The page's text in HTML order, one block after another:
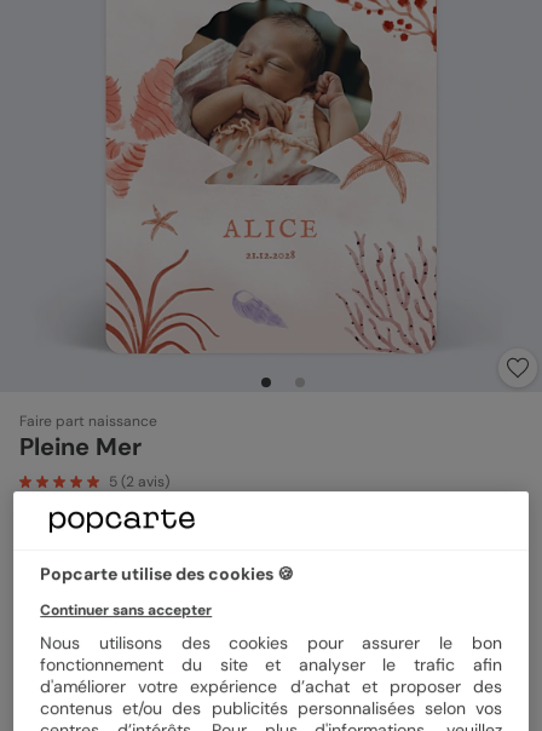
Faire part naissance
Pleine Mer
5(2avis)
Papier Papier Satiné
Popcarte utilise des cookies 🍪
Continuer sans accepter
Nous utilisons des cookies pour assurer le bon
fonctionnement du site et analyser le trafic afin
d'améliorer votre expérience d’achat et proposer des
contenus et/ou des publicités personnalisées selon vos